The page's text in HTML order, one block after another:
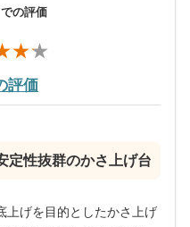
での評価
評価
定性抜群のかさ上げ台
上げを目的としたかさ上げ